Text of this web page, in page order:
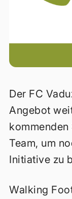
Der FC
Angebot
Team, um
Initiative zu
Walking